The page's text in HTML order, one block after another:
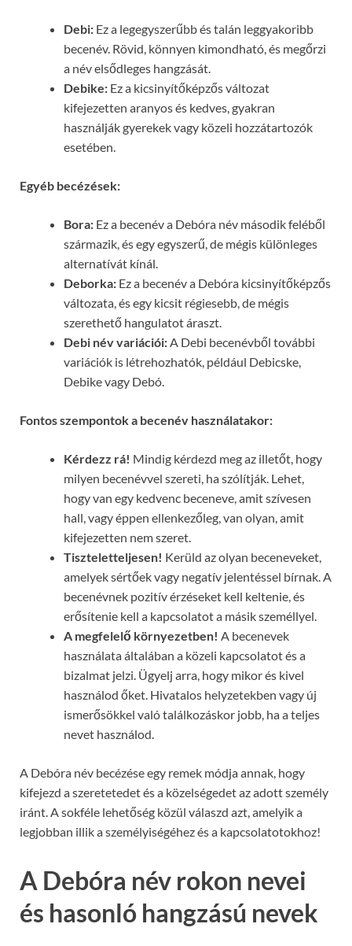
Debi: Ez a legegyszerűbb és talán leggyakoribb
becenév. Rövid, könnyen kimondható, és megőrzi
a név elsődleges hangzását.
Debike: Ez a kicsinyítőképzős változat
kifejezetten aranyos és kedves, gyakran
használják gyerekek vagy közeli hozzátartozók
esetében.
Egyéb becézések:
Bora: Ez a becenév a Debóra név második feléből
származik, és egy egyszerű, de mégis különleges
alternatívát kínál.
Deborka: Ez a becenév a Debóra kicsinyítőképzős
változata, és egy kicsit régiesebb, de mégis
szerethető hangulatot áraszt.
Debi név variációi:A Debi becenévből további
variációk is létrehozhatók, például Debicske,
Debike vagy Debó.
Fontos szempontok a becenév használatakor:
Kérdezz rá! Mindig kérdezd meg az illetőt, hogy
milyen becenévvel szereti, ha szólítják. Lehet,
hogy van egy kedvenc beceneve, amit szívesen
hall, vagy éppen ellenkezőleg, van olyan, amit
kifejezetten nem szeret.
Tiszteletteljesen! Kerüld az olyan beceneveket,
amelyek sértőek vagy negatív jelentéssel bírnak. A
becenévnek pozitív érzéseket kell keltenie, és
erősítenie kell a kapcsolatot a másik személlyel.
A megfelelő környezetben! A becenevek
használata általában a közeli kapcsolatot és a
bizalmat jelzi. Ügyelj arra, hogy mikor és kivel
használod őket. Hivatalos helyzetekben vagy új
ismerősökkel való találkozáskor jobb, ha a teljes
nevet használod.
A Debóra név becézése egy remek módja annak, hogy
kifejezd a szeretetedet és a közelségedet az adott személy
iránt. A sokféle lehetőség közül válaszd azt, amelyik a
legjobban illik a személyiségéhez és a kapcsolatotokhoz!
A Debóra név rokon nevei
és hasonló hangzású nevek